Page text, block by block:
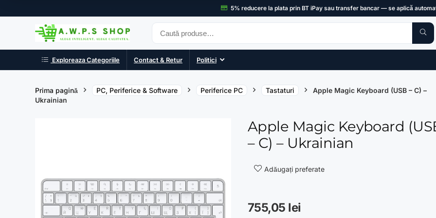
5% reducere la plata prin BT iPay sau transfer bancar — se aplică
Exploreaza Categoriile Contact & Retur Politici
Prima pagină PC, Periferice & Software Periferice PC Tastaturi
Apple Magic Keyboard (USB – C) –
Ukrainian
Apple Magic Keyboard
– C) – Ukrainian
Adăugați preferate
755,05 lei
- 20%